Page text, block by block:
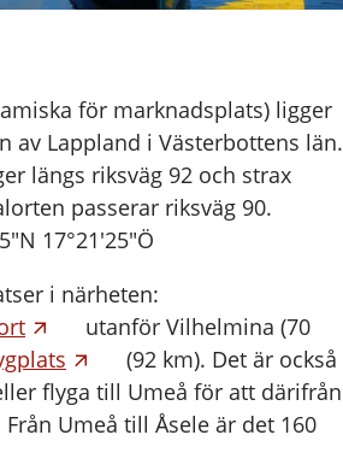
för marknadsplats) ligger
av Lappland i Västerbottens län.
längs riksväg 92 och strax
passerar riksväg 90.
17°21′25″Ö
i närheten:
utanför Vilhelmina (70
(92 km). Det är också
flyga till Umeå för att därifrån
Från Umeå till Åsele är det 160